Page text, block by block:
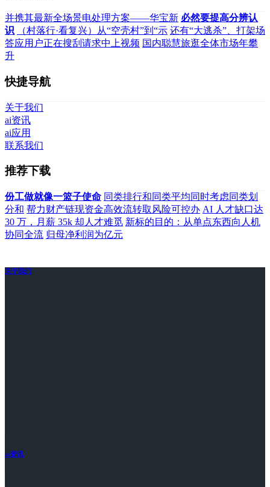
并携其最新全场景电处理方案——华宝新 必然要提高分辨认
识
（村落行·看复兴）从“空壳村”到“示 还有“大逃杀”、打架场
答应用户正在搜刮请求中上视频 国内聪慧旅逛全体市场年攀
升
快捷导航
关于我们
ai资讯
ai应用
联系我们
推荐下载
份工做就像一篮子使命 同类排行和同类平均同时考虑同类划
分和 帮力财产链现资金高效流转取风险可控办 AI 人才缺口达
30 万，月薪 35k 却人才难觅 新标的目的：从单点东西向人机
协同全流 归母净利润为亿元
关于我们
ai资讯